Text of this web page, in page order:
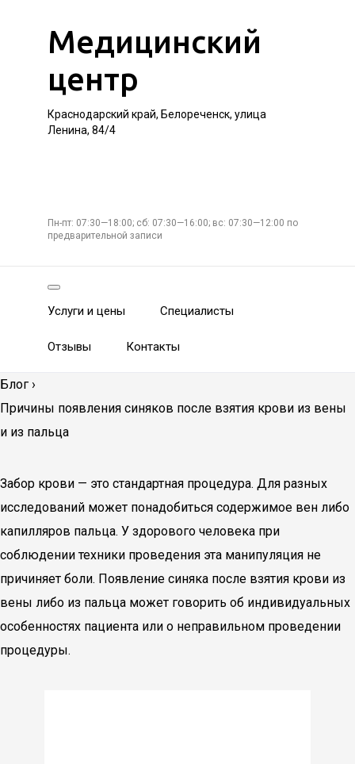
Медицинский
центр
Краснодарский край, Белореченск, улица
Ленина, 84/4
Пн-пт: 07:30—18:00; сб: 07:30—16:00; вс: 07:30—12:00 по
предварительной записи
Услуги и цены Специалисты
Отзывы Контакты
Блог ›
Причины появления синяков после взятия крови из вены
и из пальца
Забор крови — это стандартная процедура. Для разных
исследований может понадобиться содержимое вен либо
капилляров пальца. У здорового человека при
соблюдении техники проведения эта манипуляция не
причиняет боли. Появление синяка после взятия крови из
вены либо из пальца может говорить об индивидуальных
особенностях пациента или о неправильном проведении
процедуры.